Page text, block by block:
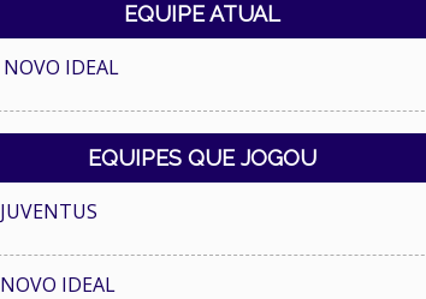
EQUIPE ATUAL
NOVO IDEAL
EQUIPES QUE JOGOU
JUVENTUS
NOVO IDEAL